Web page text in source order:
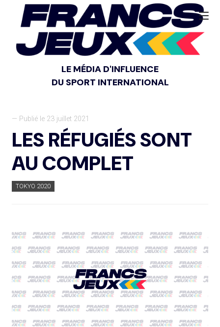
LE MÉDIA D'INFLUENCE
DU SPORT INTERNATIONAL
— Publié le 23 juillet 2021
LES RÉFUGIÉS SONT
AU COMPLET
TOKYO 2020